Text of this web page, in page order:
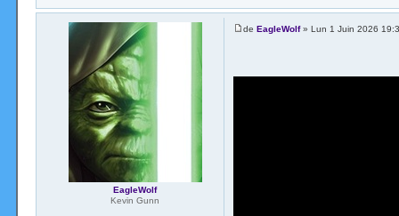
de EagleWolf» Lun 1 Juin 2026
EagleWolf
Kevin Gunn